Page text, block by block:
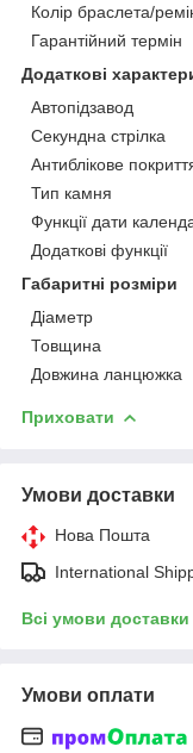
Колір браслета/
Гарантійний термін
Додаткові
Автопідзавод
Секундна стрілка
Антиблікове
Тип камня
Функції дати
Додаткові функції
Габаритні розміри
Діаметр
Товщина
Довжина ланцюжка
Приховати
Умови доставки
Нова Пошта
International
Всі умови доставки
Умови оплати